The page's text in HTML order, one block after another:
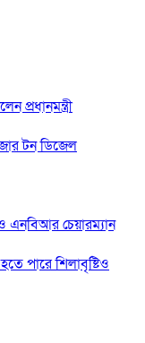
প্রধানমন্ত্রী
টন ডিজেল
ও এনবিআর চেয়ারম্যান
হতে পারে শিলাবৃষ্টিও